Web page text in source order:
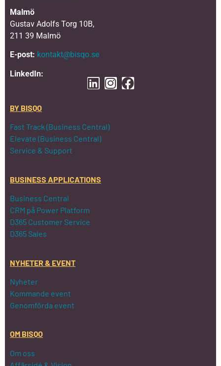
Malmö
Gustav Adolfs Torg 10B,
211 39 Malmö
E-post: kontakt@bisqo.se
LinkedIn:
BY BISQO
Fast Track (Business Central)
Elevate (Business Central)
Service & Support
BUSINESS APPLICATIONS
Business Central
CRM på Power Platform
D365 Customer Service
D365 Sales
NYHETER & EVENT
Nyheter
Kommande event
Genomförda event
OM BISQO
Om oss